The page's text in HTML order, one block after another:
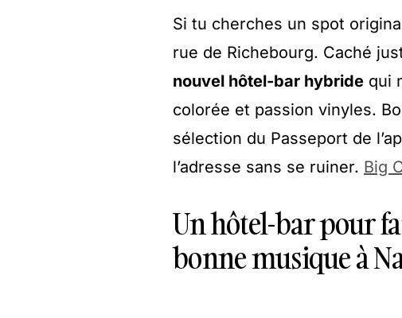
Si tu cherches un spot
rue de Richebourg. Caché
nouvel hôtel-bar hybride qui
colorée et passion vinyles.
sélection du Passeport de
l’adresse sans se ruiner. Big
Un hôtel-bar pour
bonne musique à